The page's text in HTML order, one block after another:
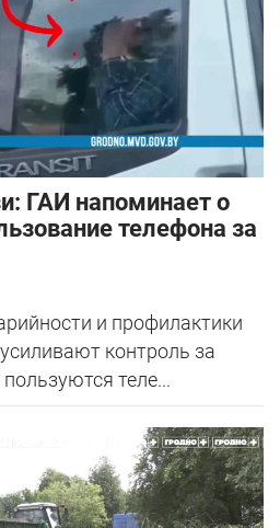
ГАИ напоминает о
телефона за
и профилактики
контроль за
теле...